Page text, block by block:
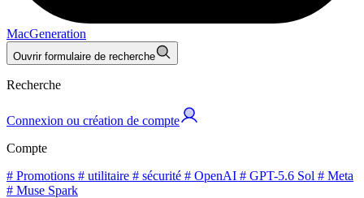
MacGeneration
Ouvrir formulaire de recherche
Recherche
Connexion ou création de compte
Compte
# Promotions # utilitaire # sécurité # OpenAI # GPT-5.6 Sol # Meta
# Muse Spark